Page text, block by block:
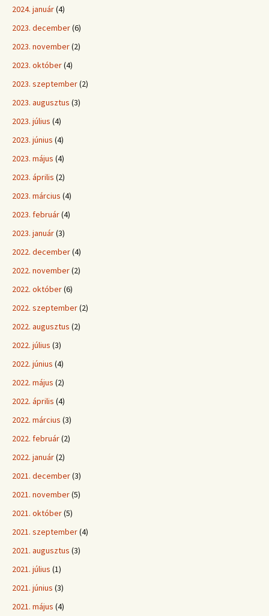
2024. január(4)
2023. december(6)
2023. november(2)
2023. október(4)
2023. szeptember(2)
2023. augusztus (3)
2023. július (4)
2023. június (4)
2023. május (4)
2023. április (2)
2023. március (4)
2023. február(4)
2023. január(3)
2022. december(4)
2022. november(2)
2022. október(6)
2022. szeptember(2)
2022. augusztus (2)
2022. július (3)
2022. június (4)
2022. május (2)
2022. április (4)
2022. március (3)
2022. február(2)
2022. január(2)
2021. december(3)
2021. november(5)
2021. október(5)
2021. szeptember(4)
2021. augusztus (3)
2021. július (1)
2021. június (3)
2021. május (4)